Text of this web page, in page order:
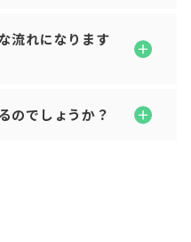
流れになります
のでしょうか？